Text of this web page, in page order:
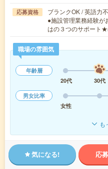
応募資格
ブランクOK / 英語力
●施設管理業務経験
はの３つのサポート
職場の雰囲気
年齢層
20代
30代
男女比率
女性
も
気になる! 応